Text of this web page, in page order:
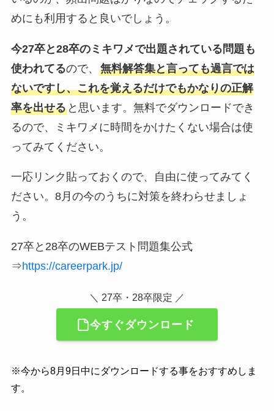
めにも利用すると良いでしょう。
今27卒と28卒のミキワメで出題されている問題も
使われてるので、 無料解答集と言っても過言では
ないですし、これを覚えるだけでもかなりの正解
率を出せると思います。無料でダウンロードでき
るので、ミキワメに時間をかけたくない場合は使
ってみてください。
一応リンク貼っておくので、自由に使ってみてく
ださい。8月の今のうちに対策を終わらせましょ
う。
27卒と28卒のWEBテスト問題集公式
⇒https://careerpark.jp/
＼ 27卒・28卒限定 ／
今すぐダウンロード
※今から8月9日中にダウンロードする事をおすすめしま
す。